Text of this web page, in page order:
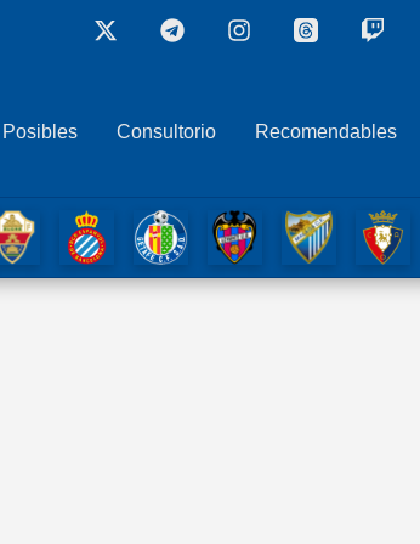
Consultorio Recomendables